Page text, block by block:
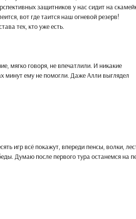
защитников у нас сидит на
вот где таится наш огневой резерв!
тех, кто уже есть.
мягко говоря, не впечатлили. И никакие
минут ему не помогли. Даже Алли выглядел
игр всё покажут, впереди пенсы, волки,
Думаю после первого тура останемся на